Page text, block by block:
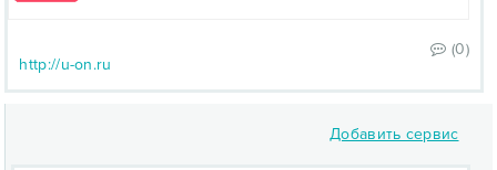
(0)
http://u-on.ru
Добавить сервис